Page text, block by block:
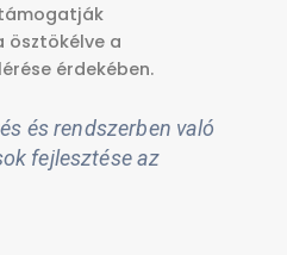
ösztökélve a
érdekében.
és rendszerben való
fejlesztése az